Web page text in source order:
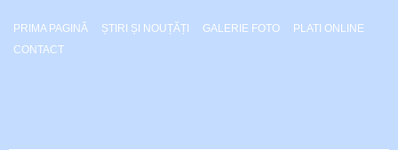
PRIMA PAGINĂ ȘTIRI ȘI NOUȚĂȚI GALERIE FOTO
PLATI ONLINE
CONTACT